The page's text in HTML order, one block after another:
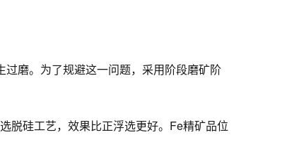
磨。为了规避这一问题，采用阶段磨矿阶
脱硅工艺，效果比正浮选更好。Fe精矿品位